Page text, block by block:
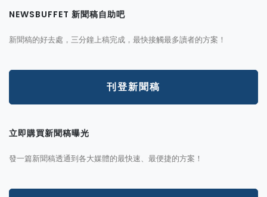
NEWSBUFFET 新聞稿自助吧
新聞稿的好去處，三分鐘上稿完成，最快接觸最多讀者的方案！
刊登新聞稿
立即購買新聞稿曝光
發一篇新聞稿透通到各大媒體的最快速、最便捷的方案！